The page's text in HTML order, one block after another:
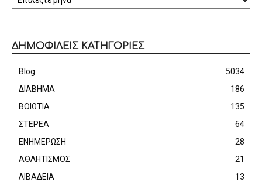
ΔΗΜΟΦΙΛΕΙΣ ΚΑΤΗΓΟΡΙΕΣ
Blog
5034
ΔΙΑΒΗΜΑ
186
ΒΟΙΩΤΙΑ
135
ΣΤΕΡΕΑ
64
ΕΝΗΜΕΡΩΣΗ
28
ΑΘΛΗΤΙΣΜΟΣ
21
ΛΙΒΑΔΕΙΑ
13